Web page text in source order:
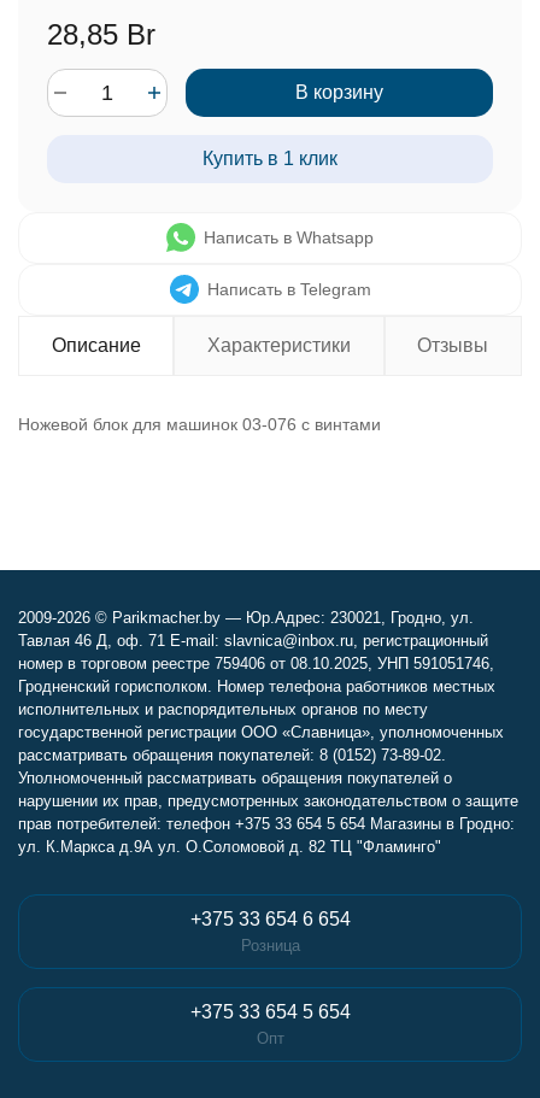
28,85 Br
В корзину
Купить в 1 клик
Написать в Whatsapp
Написать в Telegram
Описание Характеристики Отзывы
Ножевой блок для машинок 03-076 с винтами
2009-2026 © Parikmacher.by — Юр.Адрес: 230021, Гродно, ул.
Тавлая 46 Д, оф. 71 E-mail: slavnica@inbox.ru, регистрационный
номер в торговом реестре 759406 от 08.10.2025, УНП 591051746,
Гродненский горисполком. Номер телефона работников местных
исполнительных и распорядительных органов по месту
государственной регистрации ООО «Славница», уполномоченных
рассматривать обращения покупателей: 8 (0152) 73-89-02.
Уполномоченный рассматривать обращения покупателей о
нарушении их прав, предусмотренных законодательством о защите
прав потребителей: телефон +375 33 654 5 654 Магазины в Гродно:
ул. К.Маркса д.9А ул. О.Соломовой д. 82 ТЦ "Фламинго"
+375 33 654 6 654
Розница
+375 33 654 5 654
Опт